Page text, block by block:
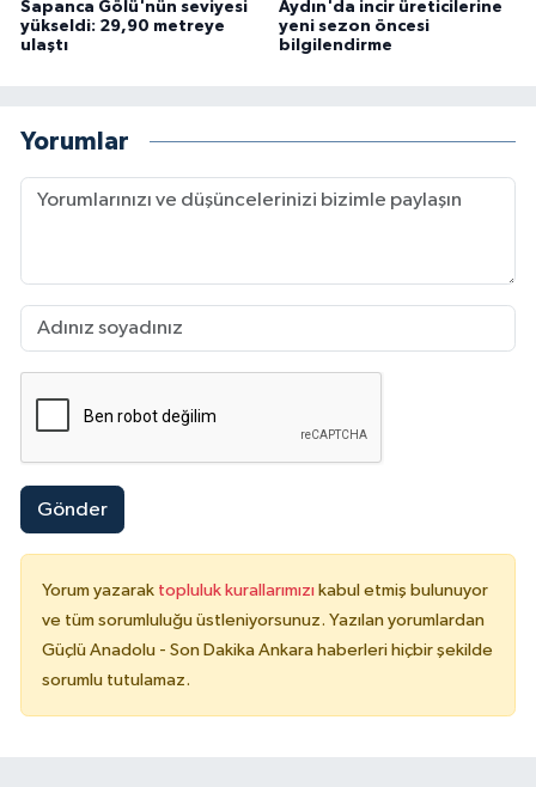
Sapanca Gölü'nün seviyesi
yükseldi: 29,90 metreye
ulaştı
Aydın'da incir üreticilerine
yeni sezon öncesi
bilgilendirme
Yorumlar
Gönder
Yorum yazarak topluluk kurallarımızı kabul etmiş bulunuyor
ve tüm sorumluluğu üstleniyorsunuz. Yazılan yorumlardan
Güçlü Anadolu - Son Dakika Ankara haberleri hiçbir şekilde
sorumlu tutulamaz.